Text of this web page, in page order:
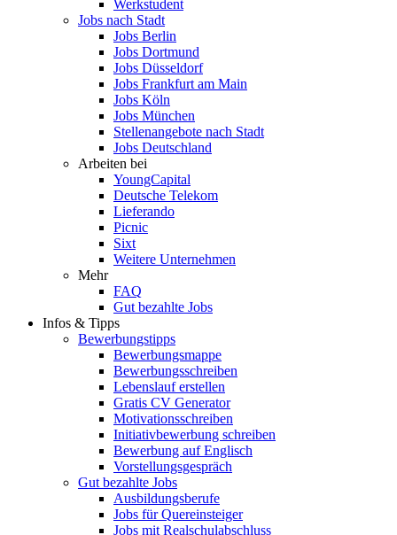
Werkstudent
Jobs nach Stadt
Jobs Berlin
Jobs Dortmund
Jobs Düsseldorf
Jobs Frankfurt am Main
Jobs Köln
Jobs München
Stellenangebote nach Stadt
Jobs Deutschland
Arbeiten bei
YoungCapital
Deutsche Telekom
Lieferando
Picnic
Sixt
Weitere Unternehmen
Mehr
FAQ
Gut bezahlte Jobs
Infos & Tipps
Bewerbungstipps
Bewerbungsmappe
Bewerbungsschreiben
Lebenslauf erstellen
Gratis CV Generator
Motivationsschreiben
Initiativbewerbung schreiben
Bewerbung auf Englisch
Vorstellungsgespräch
Gut bezahlte Jobs
Ausbildungsberufe
Jobs für Quereinsteiger
Jobs mit Realschulabschluss